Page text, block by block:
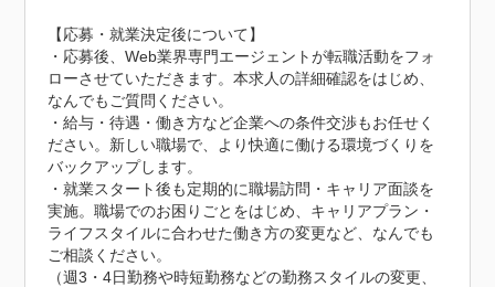
【応募・就業決定後について】
・応募後、Web業界専門エージェントが転職活動をフォ
ローさせていただきます。本求人の詳細確認をはじめ、
なんでもご質問ください。
・給与・待遇・働き方など企業への条件交渉もお任せく
ださい。新しい職場で、より快適に働ける環境づくりを
バックアップします。
・就業スタート後も定期的に職場訪問・キャリア面談を
実施。職場でのお困りごとをはじめ、キャリアプラン・
ライフスタイルに合わせた働き方の変更など、なんでも
ご相談ください。
（週3・4日勤務や時短勤務などの勤務スタイルの変更、